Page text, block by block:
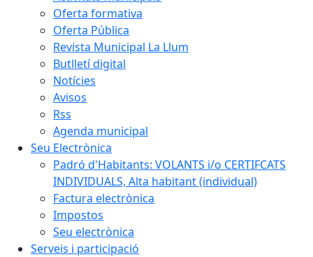
Oferta formativa
Oferta Pública
Revista Municipal La Llum
Butlletí digital
Notícies
Avisos
Rss
Agenda municipal
Seu Electrònica
Padró d'Habitants: VOLANTS i/o CERTIFCATS
INDIVIDUALS, Alta habitant (individual)
Factura electrònica
Impostos
Seu electrònica
Serveis i participació